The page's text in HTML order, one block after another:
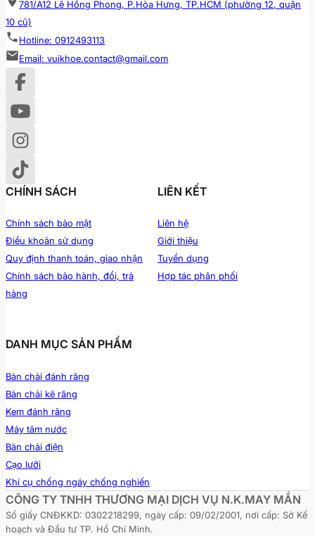
781/A12 Lê Hồng Phong, P.Hòa Hưng, TP.HCM (phường 12, quận
10 cũ)
Hotline: 0912493113
Email: vuikhoe.contact@gmail.com
CHÍNH SÁCH
Chính sách bảo mật
Điều khoản sử dụng
Quy định thanh toán, giao nhận
Chính sách bảo hành, đổi, trả
hàng
LIÊN KẾT
Liên hệ
Giới thiệu
Tuyển dụng
Hợp tác phân phối
DANH MỤC SẢN PHẨM
Bàn chải đánh răng
Bàn chải kẽ răng
Kem đánh răng
Máy tăm nước
Bàn chải điện
Cạo lưỡi
Khí cụ chống ngáy chống nghiến
CÔNG TY TNHH THƯƠNG MẠI DỊCH VỤ N.K.MAY MẮN
Số giấy CNĐKKD: 0302218299, ngày cấp: 09/02/2001, nơi cấp: Sở Kế
hoạch và Đầu tư TP. Hồ Chí Minh.